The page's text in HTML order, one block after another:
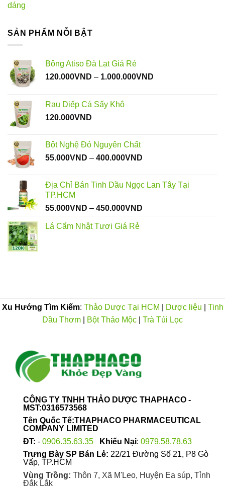
dáng
SẢN PHẨM NỖI BẬT
Bông Atiso Đà Lạt Giá Rẻ
120.000VND – 1.000.000VND
Rau Diếp Cá Sấy Khô
120.000VND
Bột Nghệ Đỏ Nguyên Chất
55.000VND – 400.000VND
55.000VND
Địa Chỉ Bán Tinh Dầu Ngọc Lan Tây Tại
TP.HCM
55.000VND – 450.000VND
Lá Cẩm Nhật Tươi Giá Rẻ
Xu Hướng Tìm Kiếm: Thảo Dược Tại HCM Dược liệu
Tinh
Dầu Thơm
Bột Thảo Mộc Trà Túi Lọc
CÔNG TY TNHH THẢO DƯỢC THAPHACO -
MST:0316573568
Tên Quốc Tế:THAPHACO PHARMACEUTICAL
COMPANY LIMITED
ĐT: - 0906.35.63.35 Khiếu Nại: 0979.58.78.63
Trưng Bày SP Bán Lẻ: 22/21 Đường Số 21, P8 Gò
Vấp, TP.HCM
Vùng Trồng: Thôn 7, Xã M'Leo, Huyện Ea súp, Tỉnh
Đắk Lắk